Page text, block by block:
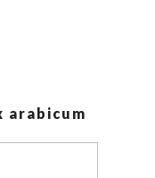
arabicum